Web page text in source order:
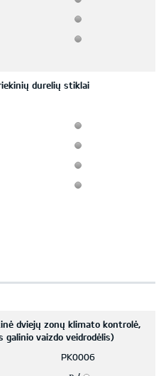
durelių stiklai
dviejų zonų klimato kontrolė,
vaizdo veidrodėlis)
PK0006